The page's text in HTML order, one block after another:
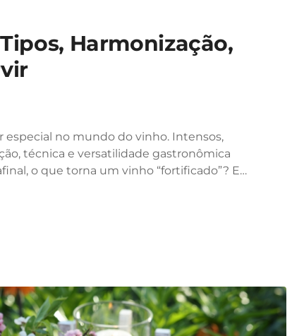
Harmonização,
no mundo do vinho. Intensos,
técnica e versatilidade gastronômica
o que torna um vinho “fortificado”? E…